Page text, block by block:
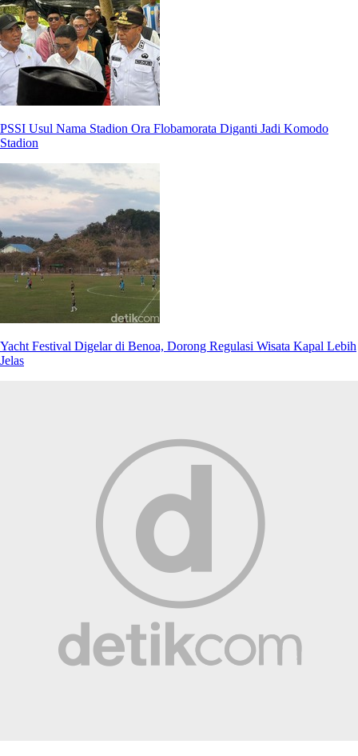
PSSI Usul Nama Stadion Ora Flobamorata Diganti Jadi Komodo
Stadion
Yacht Festival Digelar di Benoa, Dorong Regulasi Wisata Kapal Lebih
Jelas